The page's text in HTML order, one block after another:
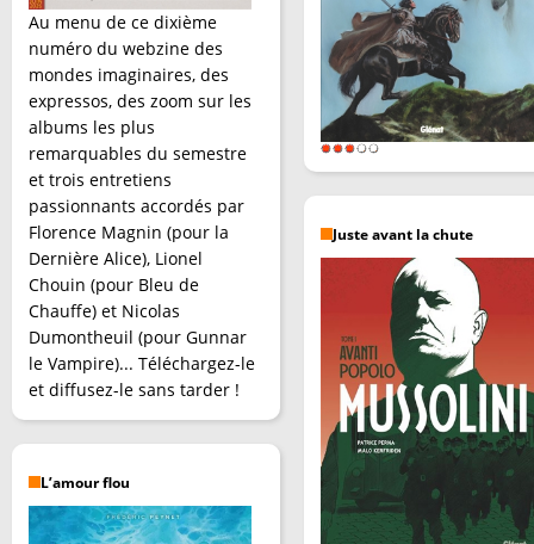
Au menu de ce dixième
numéro du webzine des
mondes imaginaires, des
expressos, des zoom sur les
albums les plus
remarquables du semestre
et trois entretiens
passionnants accordés par
Florence Magnin (pour la
Dernière Alice), Lionel
Chouin (pour Bleu de
Chauffe) et Nicolas
Dumontheuil (pour Gunnar
le Vampire)... Téléchargez-le
et diffusez-le sans tarder !
L’amour flou
Juste avant la chute